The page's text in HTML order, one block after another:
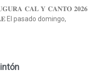
𝐂𝐀𝐋 𝐘 𝐂𝐀𝐍𝐓𝐎 𝟐𝟎𝟐𝟔
pasado domingo,